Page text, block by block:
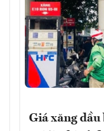
Giá xăng dầu